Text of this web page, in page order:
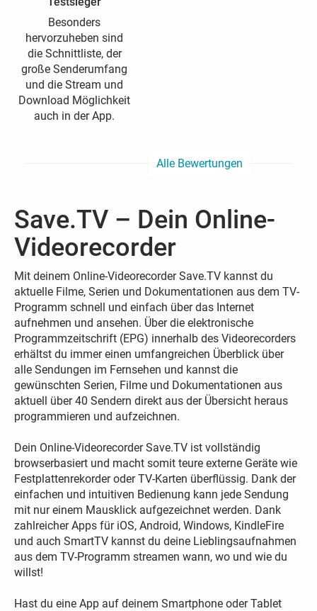
Besonders
hervorzuheben sind
die Schnittliste, der
große Senderumfang
und die Stream und
Download Möglichkeit
auch in der App.
Alle Bewertungen
Save.TV – Dein Online-
Videorecorder
Mit deinem Online-Videorecorder Save.TV kannst du
aktuelle Filme, Serien und Dokumentationen aus dem TV-
Programm schnell und einfach über das Internet
aufnehmen und ansehen. Über die elektronische
Programmzeitschrift (EPG) innerhalb des Videorecorders
erhältst du immer einen umfangreichen Überblick über
alle Sendungen im Fernsehen und kannst die
gewünschten Serien, Filme und Dokumentationen aus
aktuell über 40 Sendern direkt aus der Übersicht heraus
programmieren und aufzeichnen.
Dein Online-Videorecorder Save.TV ist vollständig
browserbasiert und macht somit teure externe Geräte wie
Festplattenrekorder oder TV-Karten überflüssig. Dank der
einfachen und intuitiven Bedienung kann jede Sendung
mit nur einem Mausklick aufgezeichnet werden. Dank
zahlreicher Apps für iOS, Android, Windows, KindleFire
und auch SmartTV kannst du deine Lieblingsaufnahmen
aus dem TV-Programm streamen wann, wo und wie du
willst!
Hast du eine App auf deinem Smartphone oder Tablet